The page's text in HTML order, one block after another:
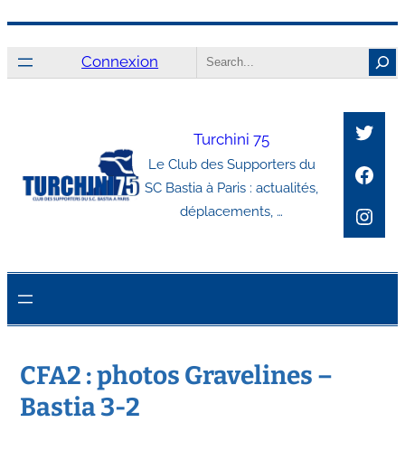
au
Connexion Search
Turchini 75
Le Club des Supporters du
SC Bastia à Paris : actualités,
déplacements, …
CFA2 : photos Gravelines –
Bastia 3-2